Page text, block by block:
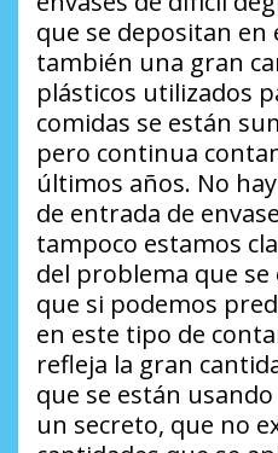
que se depositan en
también una gran
plásticos utilizados
comidas se están
pero continua
últimos años. No
de entrada de
tampoco estamos
del problema que se
que si podemos
en este tipo de
refleja la gran
que se están
un secreto, que no